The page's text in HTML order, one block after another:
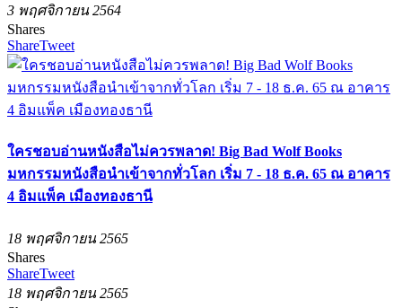
3 พฤศจิกายน 2564
Shares
ShareTweet
ใครชอบอ่านหนังสือไม่ควรพลาด! Big Bad Wolf Books
มหกรรมหนังสือนำเข้าจากทั่วโลก เริ่ม 7 - 18 ธ.ค. 65 ณ อาคาร
4 อิมแพ็ค เมืองทองธานี
18 พฤศจิกายน 2565
Shares
ShareTweet
18 พฤศจิกายน 2565